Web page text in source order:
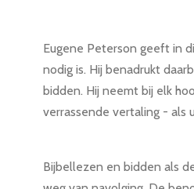
Eugene Peterson geeft in
nodig is. Hij benadrukt
bidden. Hij neemt bij elk
verrassende vertaling - als
Bijbellezen en bidden als